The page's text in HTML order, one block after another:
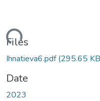
Files
Ihnatieva6.pdf(295.65
Date
2023